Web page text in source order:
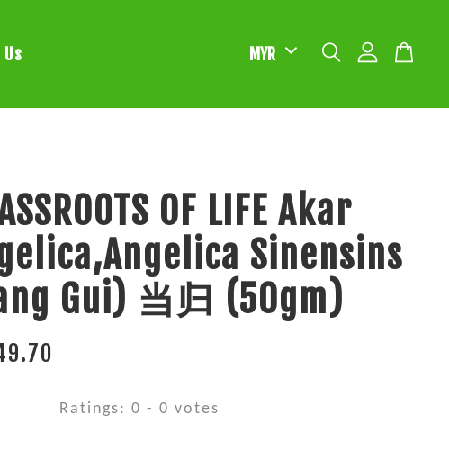
OF LIFE Akar
Sinensins
Gui) 当归 (50gm)
Ratings:0 -0 votes